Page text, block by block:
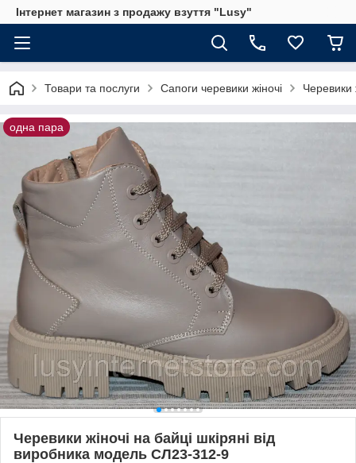
Інтернет магазин з продажу взуття "Lusy"
Товари та послуги Сапоги черевики жіночі Черевики
одна пара
Черевики жіночі на байці шкіряні від
виробника модель СЛ23-312-9